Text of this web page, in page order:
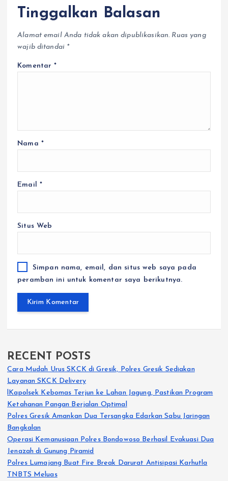
Tinggalkan Balasan
Alamat email Anda tidak akan dipublikasikan. Ruas yang
wajib ditandai *
Komentar*
Nama *
Email *
Situs Web
Simpan nama, email, dan situs web saya pada
peramban ini untuk komentar saya berikutnya.
RECENT POSTS
Cara Mudah Urus SKCK di Gresik, Polres Gresik Sediakan
Layanan SKCK Delivery
lKapolsek Kebomas Terjun ke Lahan Jagung, Pastikan Program